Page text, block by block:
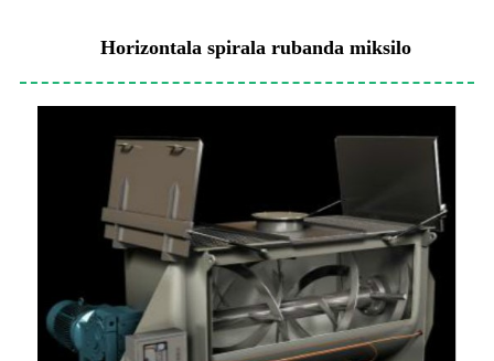
Horizontala spirala rubanda miksilo